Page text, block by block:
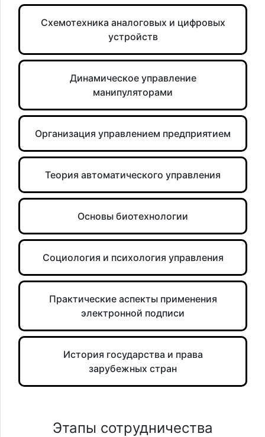
Схемотехника аналоговых и цифровых
устройств
Динамическое управление
манипуляторами
Организация управлением предприятием
Теория автоматического управления
Основы биотехнологии
Социология и психология управления
Практические аспекты применения
электронной подписи
История государства и права
зарубежных стран
Этапы сотрудничества